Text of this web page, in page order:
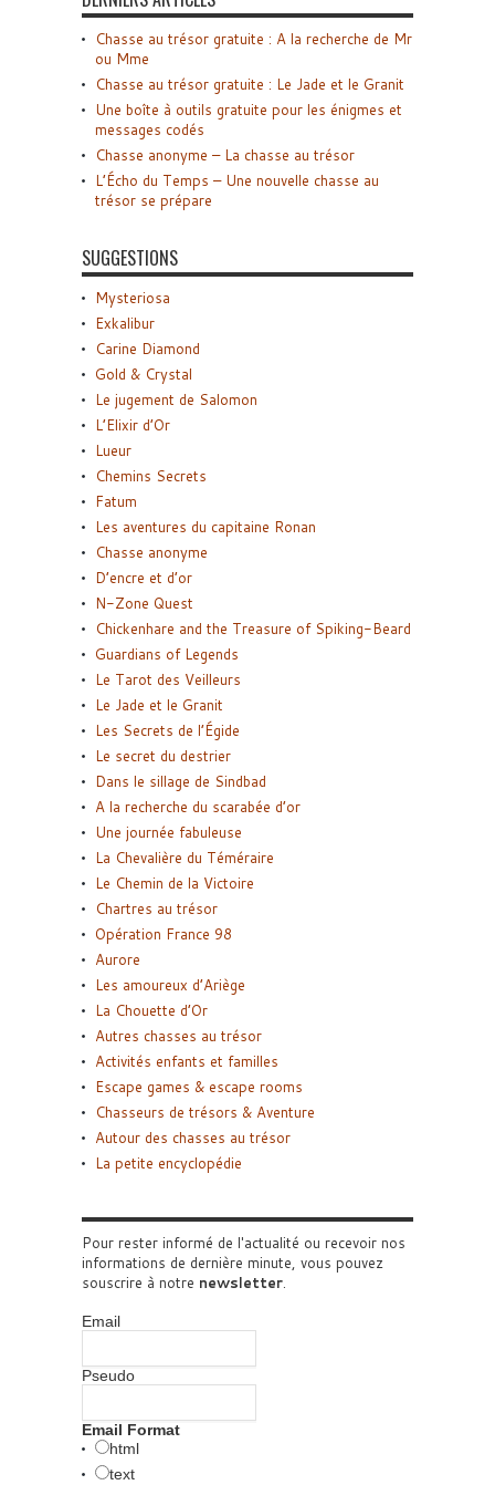
Chasse au trésor gratuite : A la recherche de Mr
ou Mme
Chasse au trésor gratuite : Le Jade et le Granit
Une boîte à outils gratuite pour les énigmes et
messages codés
Chasse anonyme – La chasse au trésor
L’Écho du Temps – Une nouvelle chasse au
trésor se prépare
SUGGESTIONS
Mysteriosa
Exkalibur
Carine Diamond
Gold & Crystal
Le jugement de Salomon
L’Elixir d’Or
Lueur
Chemins Secrets
Fatum
Les aventures du capitaine Ronan
Chasse anonyme
D’encre et d’or
N-Zone Quest
Chickenhare and the Treasure of Spiking-Beard
Guardians of Legends
Le Tarot des Veilleurs
Le Jade et le Granit
Les Secrets de l’Égide
Le secret du destrier
Dans le sillage de Sindbad
A la recherche du scarabée d’or
Une journée fabuleuse
La Chevalière du Téméraire
Le Chemin de la Victoire
Chartres au trésor
Opération France 98
Aurore
Les amoureux d’Ariège
La Chouette d’Or
Autres chasses au trésor
Activités enfants et familles
Escape games & escape rooms
Chasseurs de trésors & Aventure
Autour des chasses au trésor
La petite encyclopédie
Pour rester informé de l'actualité ou recevoir nos
informations de dernière minute, vous pouvez
souscrire à notre newsletter.
Email
Pseudo
Email Format
html
text